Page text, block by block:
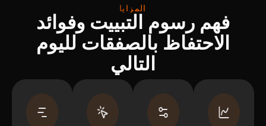
المزايا
فهم رسوم التبييت وفوائد
الاحتفاظ بالصفقات لليوم
التالي